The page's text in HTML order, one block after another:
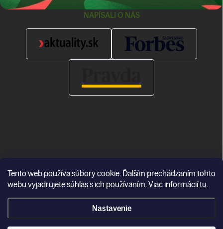
Tento web používa súbory cookie. Ďalším prechádzaním tohto
webu vyjadrujete súhlas s ich používaním. Viac informáciítu.
Nastavenie
NAPÍSALI O NÁS
Copyright 2026Katea. Všetky práva vyhradené.